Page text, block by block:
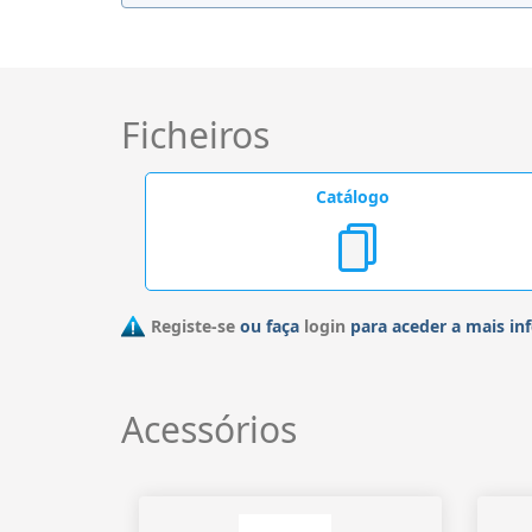
Ficheiros
Catálogo
Registe-se ou faça login para aceder a mais
Acessórios